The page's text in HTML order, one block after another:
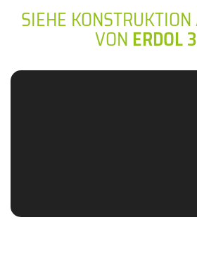
SIEHE
VONERDOL